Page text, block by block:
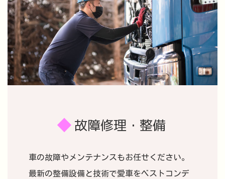
故障修理・整備
車の故障やメンテナンスもお任せください。
最新の整備設備と技術で愛車をベストコンデ